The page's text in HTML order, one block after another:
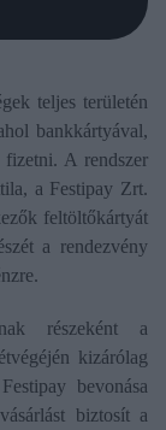
teljes területén
bankkártyával,
A rendszer
a Festipay Zrt.
feltöltőkártyát
a rendezvény
részeként a
kizárólag
bevonása
biztosít a